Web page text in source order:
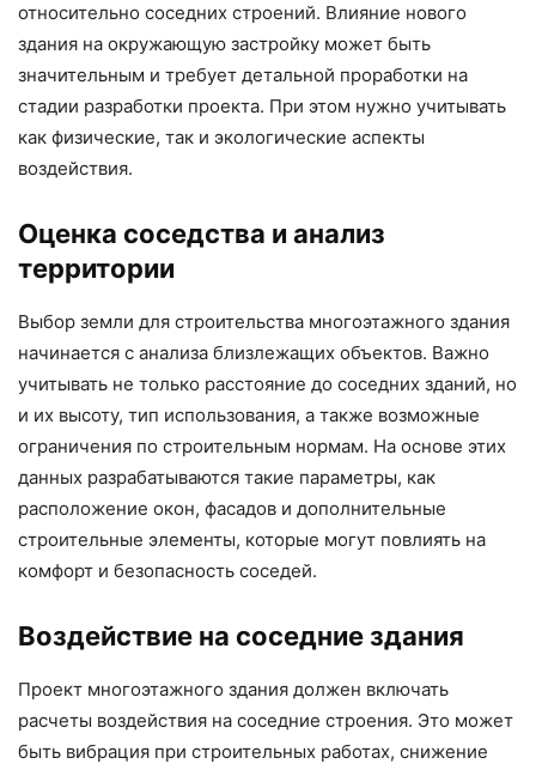
относительно соседних строений. Влияние нового
здания на окружающую застройку может быть
значительным и требует детальной проработки на
стадии разработки проекта. При этом нужно учитывать
как физические, так и экологические аспекты
воздействия.
Оценка соседства и анализ
территории
Выбор земли для строительства многоэтажного здания
начинается с анализа близлежащих объектов. Важно
учитывать не только расстояние до соседних зданий, но
и их высоту, тип использования, а также возможные
ограничения по строительным нормам. На основе этих
данных разрабатываются такие параметры, как
расположение окон, фасадов и дополнительные
строительные элементы, которые могут повлиять на
комфорт и безопасность соседей.
Воздействие на соседние здания
Проект многоэтажного здания должен включать
расчеты воздействия на соседние строения. Это может
быть вибрация при строительных работах, снижение